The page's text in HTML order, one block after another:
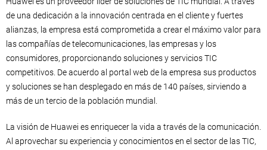
de una dedicación a la innovación centrada en el cliente y fuertes
alianzas, la empresa está comprometida a crear el máximo valor para
las compañías de telecomunicaciones, las empresas y los
consumidores, proporcionando soluciones y servicios TIC
competitivos. De acuerdo al portal web de la empresa sus productos
y soluciones se han desplegado en más de 140 países, sirviendo a
más de un tercio de la población mundial.
La visión de Huawei es enriquecer la vida a través de la comunicación.
Al aprovechar su experiencia y conocimientos en el sector de las TIC,